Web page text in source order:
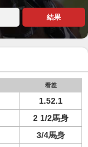
結果
着差
1.52.1
2 1/2馬身
3/4馬身